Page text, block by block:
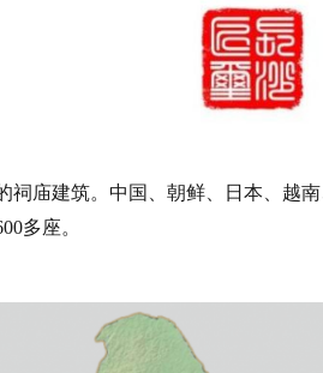
祠庙建筑。中国、朝鲜、日本、越
多座。